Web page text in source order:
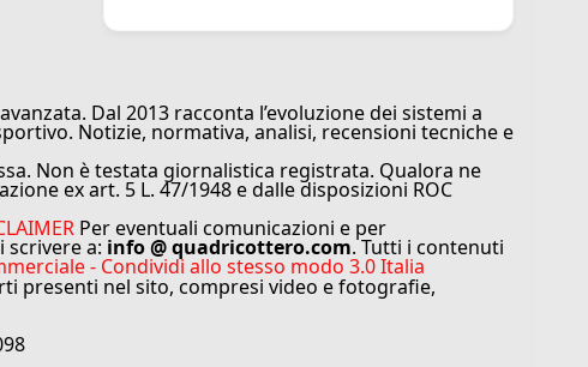
Dal 2013 racconta l’evoluzione dei sistemi a
Notizie, normativa, analisi, recensioni tecniche e
Non è testata giornalistica registrata. Qualora ne
ex art. 5 L. 47/1948 e dalle disposizioni ROC
Per eventuali comunicazioni e per
scrivere a: info @ quadricottero.com. Tutti i contenuti
- Condividi allo stesso modo 3.0 Italia
presenti nel sito, compresi video e fotografie,